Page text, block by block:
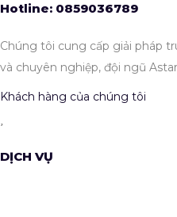
Hotline: 0859036789
Chúng tôi cung cấp giải pháp
và chuyên nghiệp, đội ngũ
Khách hàng của chúng tôi
DỊCH VỤ